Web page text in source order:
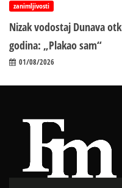
zanimljivosti
Nizak vodostaj Dunava
godina: „Plakao sam“
01/08/2026